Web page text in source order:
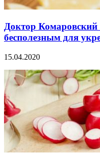
Доктор
бесполезным для
15.04.2020